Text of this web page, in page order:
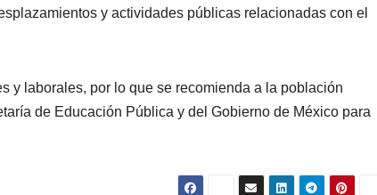
y actividades públicas relacionadas con el
y laborales, por lo que se recomienda a la población
de Educación Pública y del Gobierno de México para